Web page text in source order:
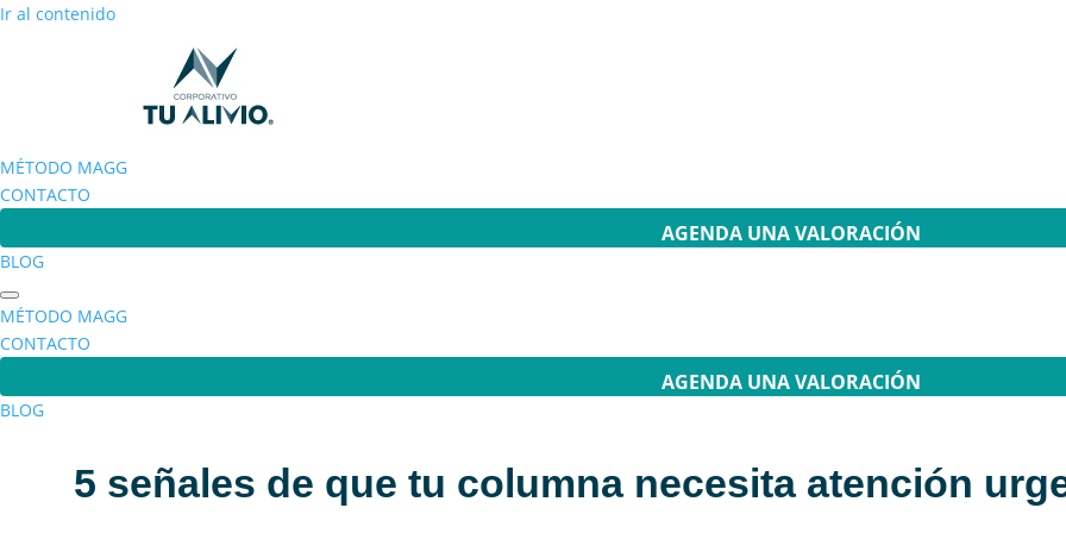
Ir al contenido
MÉTODO MAGG
CONTACTO
AGENDA UNA VALORACIÓN
BLOG
MÉTODO MAGG
CONTACTO
AGENDA UNA VALORACIÓN
BLOG
5 señales de que tu columna necesita atención